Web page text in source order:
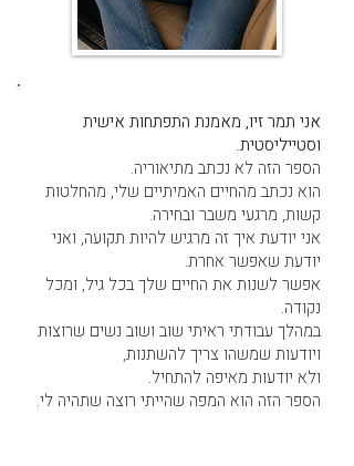
אני תמר זיו, מאמנת התפתחות אישית
וסטייליסטית.
הספר הזה לא נכתב מתיאוריה.
הוא נכתב מהחיים האמיתיים שלי, מהחלטות
קשות, מרגעי משבר ובחירה.
אני יודעת איך זה מרגיש להיות תקועה, ואני
יודעת שאפשר אחרת.
אפשר לשנות את החיים שלך בכל גיל, ומכל
נקודה.
במהלך עבודתי ראיתי שוב ושוב נשים שרוצות
ויודעות שמשהו צריך להשתנות,
ולא יודעות מאיפה להתחיל.
הספר הזה הוא המפה שהייתי רוצה שתהיה לי.